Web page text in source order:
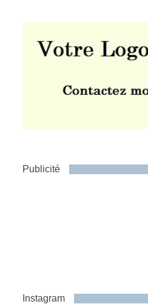
Publicité
Instagram